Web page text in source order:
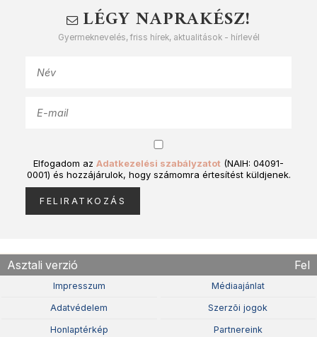
LÉGY NAPRAKÉSZ!
Gyermeknevelés, friss hírek, aktualitások - hírlevél
Elfogadom az Adatkezelési szabályzatot (NAIH: 04091-
0001) és hozzájárulok, hogy számomra értesítést küldjenek.
Asztali verzió Fel
Impresszum Médiaajánlat
Adatvédelem Szerzõi jogok
Honlaptérkép Partnereink